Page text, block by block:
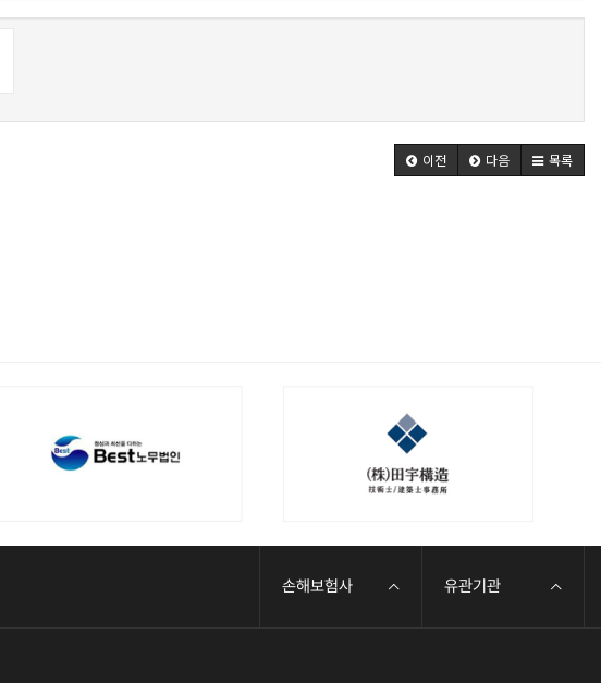
이전 다음 목록
손해보험사 유관기관